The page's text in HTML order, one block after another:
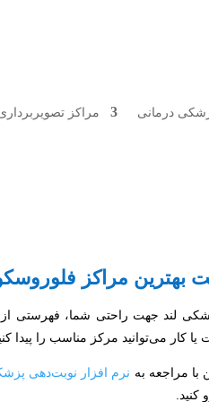
درمانی مراکز مراکز
بهترین مراکز
لند جهت راحتی شما، فهرستی
کار می‌توانید مرکز مناسب را پیدا
با مراجعه به نرم‌ افزار نوبت‌دهی
کنید.